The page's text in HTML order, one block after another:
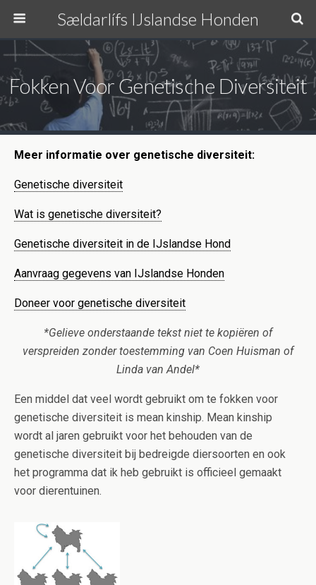
Sældarlífs IJslandse Honden
Fokken Voor Genetische Diversiteit
Meer informatie over genetische diversiteit:
Genetische diversiteit
Wat is genetische diversiteit?
Genetische diversiteit in de IJslandse Hond
Aanvraag gegevens van IJslandse Honden
Doneer voor genetische diversiteit
*Gelieve onderstaande tekst niet te kopiëren of
verspreiden zonder toestemming van Coen Huisman of
Linda van Andel*
Een middel dat veel wordt gebruikt om te fokken voor
genetische diversiteit is mean kinship. Mean kinship
wordt al jaren gebruikt voor het behouden van de
genetische diversiteit bij bedreigde diersoorten en ook
het programma dat ik heb gebruikt is officieel gemaakt
voor dierentuinen.